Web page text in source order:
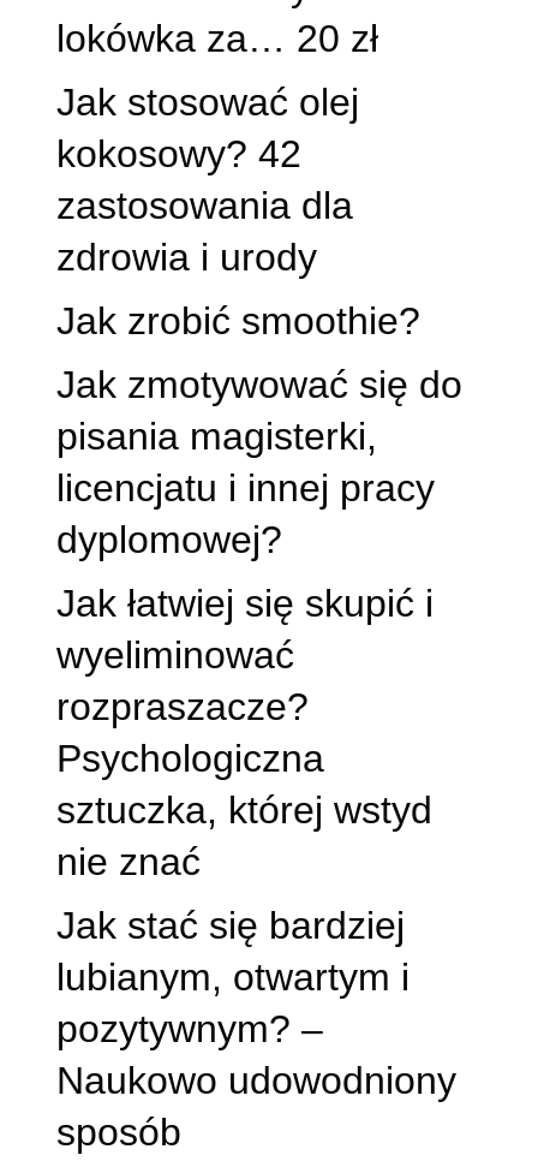
lokówka za… 20 zł
Jak stosować olej
kokosowy? 42
zastosowania dla
zdrowia i urody
Jak zrobić smoothie?
Jak zmotywować się do
pisania magisterki,
licencjatu i innej pracy
dyplomowej?
Jak łatwiej się skupić i
wyeliminować
rozpraszacze?
Psychologiczna
sztuczka, której wstyd
nie znać
Jak stać się bardziej
lubianym, otwartym i
pozytywnym? –
Naukowo udowodniony
sposób